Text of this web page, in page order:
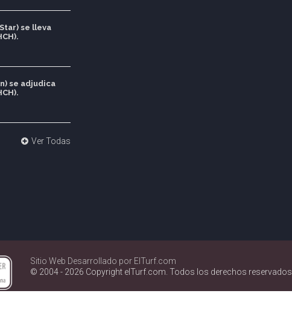
se lleva
se adjudica
Ver Todas
Sitio Web Desarrollado por ElTurf.com
© 2004 - 2026 Copyright elTurf.com. Todos los derechos reservados.